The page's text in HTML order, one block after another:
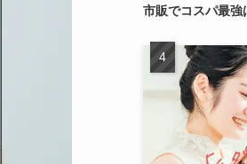
市販でコスパ最強